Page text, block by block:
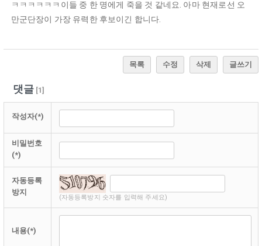
ㅋㅋㅋㅋㅋㅋ이들 중 한 명에게 죽을 것 같네요. 아마 현재로선 오
만군단장이 가장 유력한 후보이긴 합니다.
목록 수정 삭제 글쓰기
댓글[1]
작성자(*)
비밀번호
(*)
자동등록
방지
(자동등록방지 숫자를 입력해 주세요)
내용(*)